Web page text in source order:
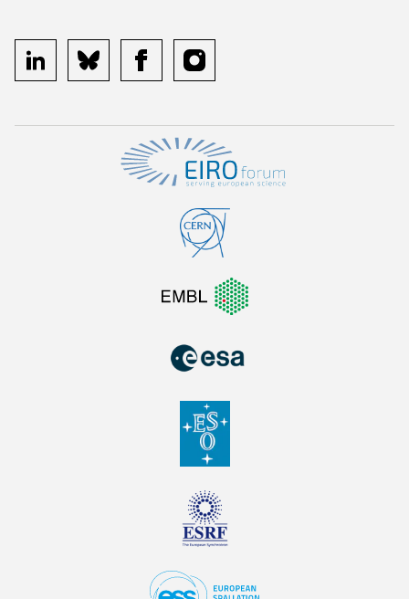
linkedin bluesky facebookinstagram